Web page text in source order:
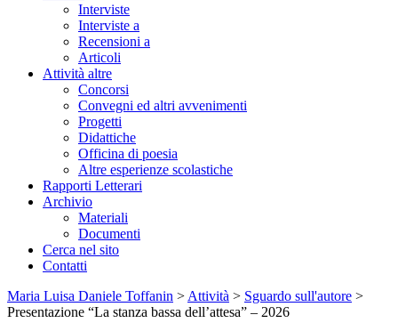
Interviste
Interviste a
Recensioni a
Articoli
Attività altre
Concorsi
Convegni ed altri avvenimenti
Progetti
Didattiche
Officina di poesia
Altre esperienze scolastiche
Rapporti Letterari
Archivio
Materiali
Documenti
Cerca nel sito
Contatti
Maria Luisa Daniele Toffanin > Attività > Sguardo sull'autore >
Presentazione “La stanza bassa dell’attesa” – 2026